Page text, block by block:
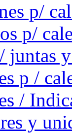
p/
p/
juntas
p /
/
y